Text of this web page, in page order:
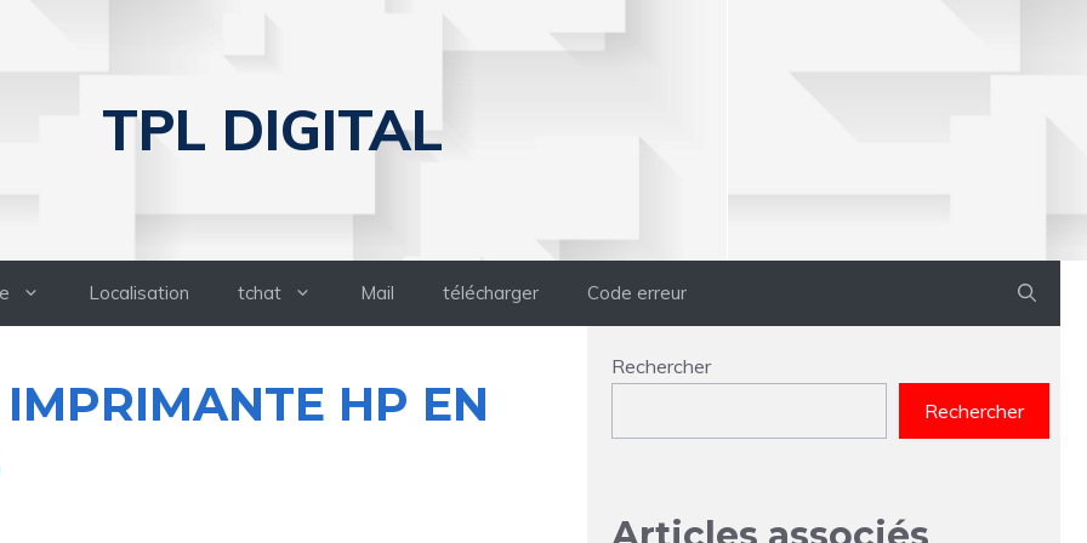
TPL DIGITAL
Localisation tchat Mail télécharger Code erreur
HP EN
Rechercher
Rechercher